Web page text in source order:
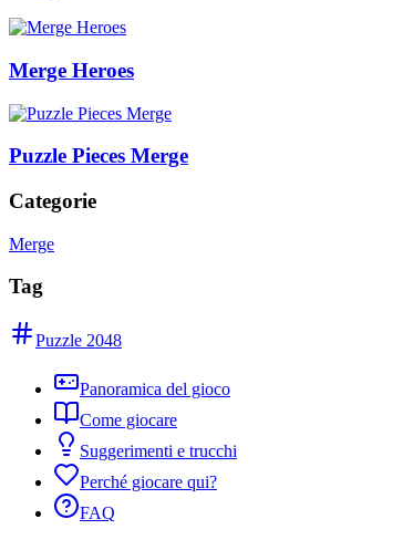
Merge Heroes
Puzzle Pieces Merge
Categorie
Merge
Tag
Puzzle 2048
Panoramica del gioco
Come giocare
Suggerimenti e trucchi
Perché giocare qui?
FAQ